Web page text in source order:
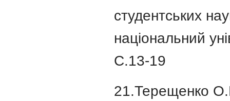
студентських
національний
C.13-19
21.Терещенко